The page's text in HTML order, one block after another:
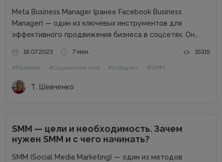
Meta Business Manager (ранее Facebook Business
Manager) — один из ключевых инструментов для
эффективного продвижения бизнеса в соцсетях. Он
помогает автоматизировать процессы и
систематизировать данные разных проектов, а также
настраивать рекламные кампании, отслеживать
статистику и...
18.07.2023 7 мин. 16315
#Facebook #Социальная сеть #Instagram #SMM
Т. Шевченко
SMM — цели и необходимость. Зачем
нужен SMM и с чего начинать?
SMM (Social Media Marketing) — один из методов